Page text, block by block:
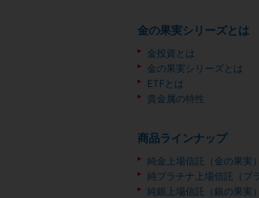
金の果実シリーズとは
金投資とは
金の果実シリーズとは
ETFとは
貴金属の特性
商品ラインナップ
純金上場信託（金の果実）
純プラチナ上場信託（プ
純銀上場信託（銀の果実）